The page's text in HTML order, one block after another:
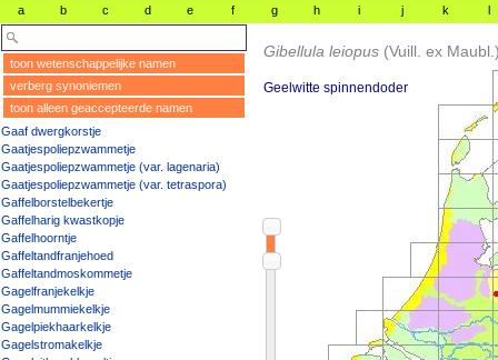
a b c d e f g h i j k l
toon wetenschappelijke namen
verberg synoniemen
toon alleen geaccepteerde namen
Gaaf dwergkorstje
Gaatjespoliepzwammetje
Gaatjespoliepzwammetje (var. lagenaria)
Gaatjespoliepzwammetje (var. tetraspora)
Gaffelborstelbekertje
Gaffelharig kwastkopje
Gaffelhoorntje
Gaffeltandfranjehoed
Gaffeltandmoskommetje
Gagelfranjekelkje
Gagelmummiekelkje
Gagelpiekhaarkelkje
Gagelstromakelkje
Gibellula leiopus (Vuill. ex
Geelwitte spinnendoder